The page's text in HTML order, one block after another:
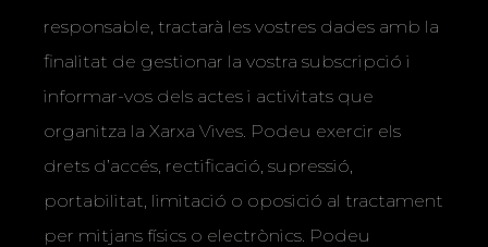
responsable, tractarà les vostres dades amb la
finalitat de gestionar la vostra subscripció i
informar-vos dels actes i activitats que
organitza la Xarxa Vives. Podeu exercir els
drets d’accés, rectificació, supressió,
portabilitat, limitació o oposició al tractament
per mitjans físics o electrònics. Podeu